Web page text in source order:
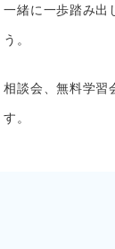
一緒に一歩踏み出
う。
相談会、無料学習
す。